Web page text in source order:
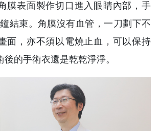
膜表面製作切口進入眼睛內部，手
結束。角膜沒有血管，一刀劃下不
面，亦不須以電燒止血，可以保持
的手術衣還是乾乾淨淨。